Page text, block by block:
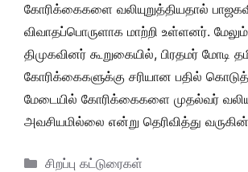
கோரிக்கைகளை வலியுறுத்தியதால்
விவாதப்பொருளாக மாற்றி உள்ளனர். மேலும்
திமுகவினர் கூறுகையில், பிரதமர் மோடி
கோரிக்கைகளுக்கு சரியான பதில்
மேடையில் கோரிக்கைகளை முதல்வர்
அவசியமில்லை என்று தெரிவித்து
Categories
சிறப்பு கட்டுரைகள்